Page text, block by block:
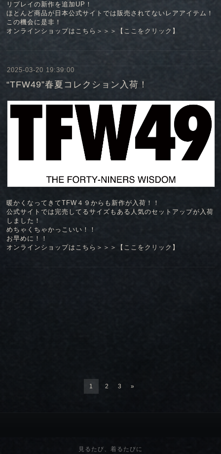
リプレイの新作を追加UP！
ほとんど商品が日本公式サイトでは販売されてないレアアイテム！
この機会に是非！
オンラインショップはこちら＞＞＞【 ここをクリック 】
2025-03-20 19:39:00
“TFW49”春夏コレクション入荷！
暖かくなってきてTFW４９からも新作が入荷！！
公式サイトでは完売してるサイズもある人気のセットアップが入荷
しました！
めちゃくちゃかっこいい！！
お早めに！！
オンラインショップはこちら＞＞＞【 ここをクリック 】
1 2 3 »
見るたび、着るたびに